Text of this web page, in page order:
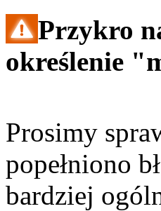
Przykro
określenie
Prosimy
popełniono
bardziej